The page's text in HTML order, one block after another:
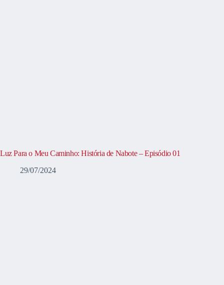
Luz Para o Meu Caminho: História de Nabote – Episódio 01
29/07/2024